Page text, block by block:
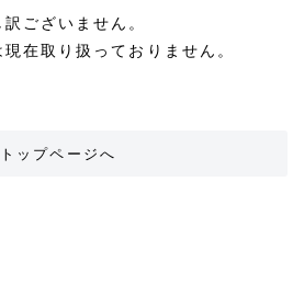
ございません。
在取り扱っておりません。
トップページへ